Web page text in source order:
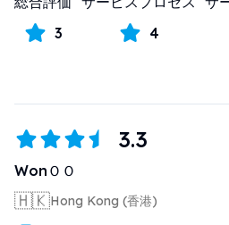
3
4
3.3
WonＯＯ
🇭🇰Hong Kong (香港)